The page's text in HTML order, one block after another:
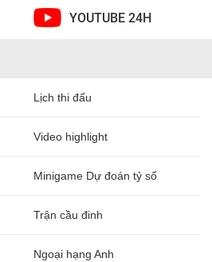
YOUTUBE 24H
Lịch thi đấu
Video highlight
Minigame Dự đoán tỷ số
Trận cầu đinh
Ngoại hạng Anh